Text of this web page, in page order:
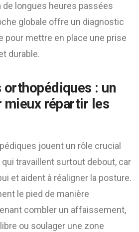
longues heures passées
globale offre un diagnostic
pour mettre en place une prise
durable.
orthopédiques : un
mieux répartir les
jouent un rôle crucial
travaillent surtout debout, car
et aident à réaligner la posture.
le pied de manière
combler un affaissement,
ou soulager une zone